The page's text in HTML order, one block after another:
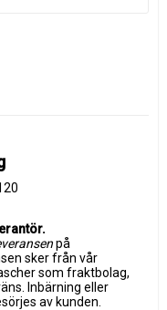
på
sker från vår
som fraktbolag,
Inbärning eller
av kunden.